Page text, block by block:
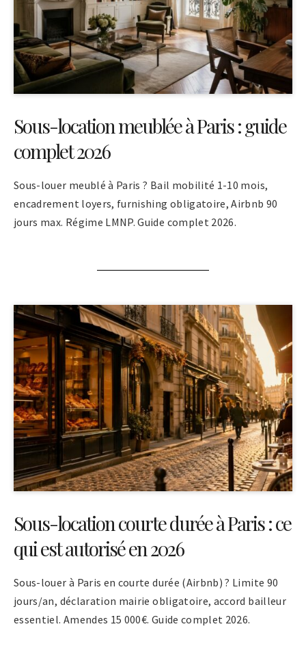
Sous-location meublée à Paris : guide
complet 2026
Sous-louer meublé à Paris ? Bail mobilité 1-10 mois,
encadrement loyers, furnishing obligatoire, Airbnb 90
jours max. Régime LMNP. Guide complet 2026.
Sous-location courte durée à Paris : ce
qui est autorisé en 2026
Sous-louer à Paris en courte durée (Airbnb) ? Limite 90
jours/an, déclaration mairie obligatoire, accord bailleur
essentiel. Amendes 15 000€. Guide complet 2026.